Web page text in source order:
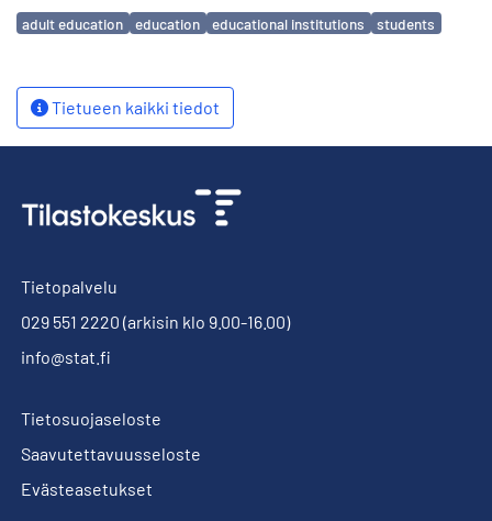
Avainsanat
adult education education educational institutions students
Tietueen kaikki tiedot
Tietopalvelu
029 551 2220 (arkisin klo 9.00-16.00)
info@stat.fi
Tietosuojaseloste
Saavutettavuusseloste
Evästeasetukset